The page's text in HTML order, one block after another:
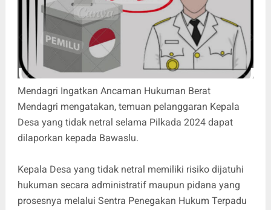
Mendagri Ingatkan Ancaman Hukuman Berat
Mendagri mengatakan, temuan pelanggaran Kepala
Desa yang tidak netral selama Pilkada 2024 dapat
dilaporkan kepada Bawaslu.
Kepala Desa yang tidak netral memiliki risiko dijatuhi
hukuman secara administratif maupun pidana yang
prosesnya melalui Sentra Penegakan Hukum Terpadu